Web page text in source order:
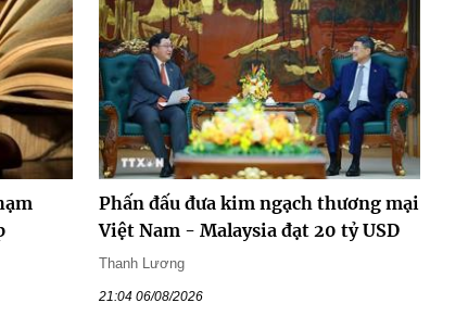
Phấn đấu đưa kim ngạch thương mại
Việt Nam - Malaysia đạt 20 tỷ USD
Thanh Lương
21:04 06/08/2026